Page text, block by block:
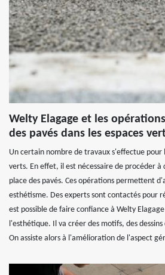
Welty Elagage et les
des pavés dans les espaces
Un certain nombre de travaux s'effectue pour
verts. En effet, il est nécessaire de procéder à
place des pavés. Ces opérations permettent
esthétisme. Des experts sont contactés pour
est possible de faire confiance à Welty
l'esthétique. Il va créer des motifs, des
On assiste alors à l'amélioration de l'aspect